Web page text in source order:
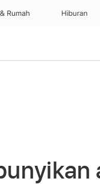
Rumah Hiburan